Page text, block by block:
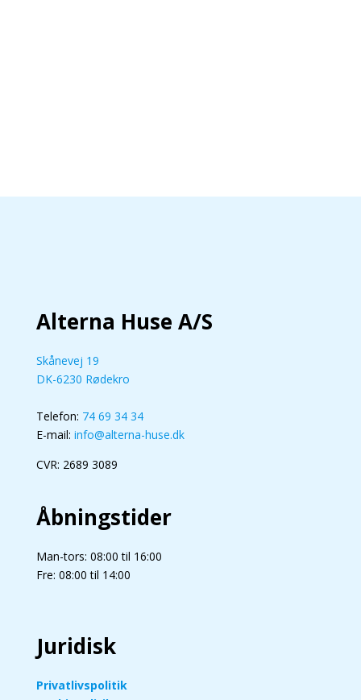
Alterna Huse A/S
Skånevej 19
DK-6230 Rødekro
Telefon: 74 69 34 34
E-mail: info@alterna-huse.dk
CVR: 2689 3089
Åbningstider
Man-tors: 08:00 til 16:00
Fre: 08:00 til 14:00
Juridisk
Privatlivspolitik